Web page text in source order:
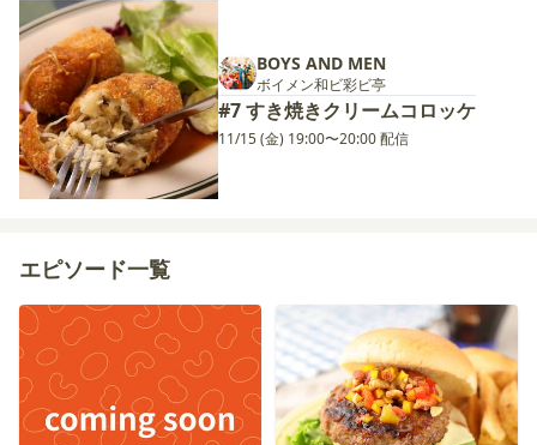
BOYS AND MEN
ボイメン和ビ彩ビ亭
#7 すき焼きクリームコロッケ
11/15 (金) 19:00〜20:00 配信
エピソード一覧